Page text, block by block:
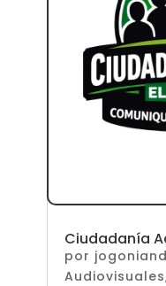
Ciudadanía
por
Audiovisuales